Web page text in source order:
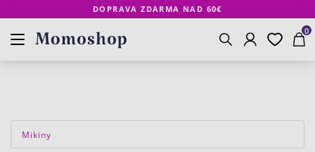
DOPRAVA ZDARMA NAD 60€
Vyhľadávanie
Košík
0
Obľúbené
Mikiny